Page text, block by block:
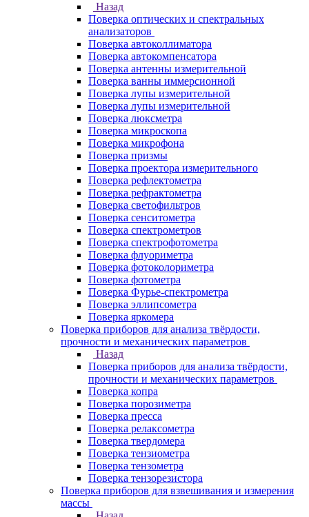
Назад
Поверка оптических и спектральных
анализаторов
Поверка автоколлиматора
Поверка автокомпенсатора
Поверка антенны измерительной
Поверка ванны иммерсионной
Поверка лупы измерительной
Поверка лупы измерительной
Поверка люксметра
Поверка микроскопа
Поверка микрофона
Поверка призмы
Поверка проектора измерительного
Поверка рефлектометра
Поверка рефрактометра
Поверка светофильтров
Поверка сенситометра
Поверка спектрометров
Поверка спектрофотометра
Поверка флуориметра
Поверка фотоколориметра
Поверка фотометра
Поверка Фурье-спектрометра
Поверка эллипсометра
Поверка яркомера
Поверка приборов для анализа твёрдости,
прочности и механических параметров
Назад
Поверка приборов для анализа твёрдости,
прочности и механических параметров
Поверка копра
Поверка порозиметра
Поверка пресса
Поверка релаксометра
Поверка твердомера
Поверка тензиометра
Поверка тензометра
Поверка тензорезистора
Поверка приборов для взвешивания и измерения
массы